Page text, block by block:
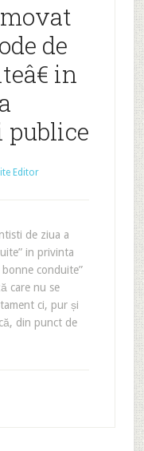
de
in
Editor
de ziua a
in privinta
conduite”
care nu se
ci, pur și
din punct de